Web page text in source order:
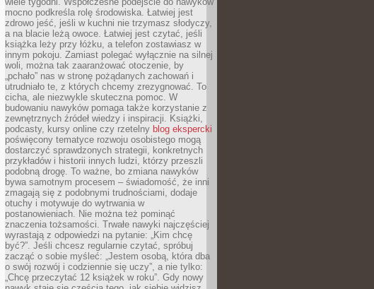
mocno podkreśla rolę środowiska. Łatwiej jest
zdrowo jeść, jeśli w kuchni nie trzymasz słodyczy,
a na blacie leżą owoce. Łatwiej jest czytać, jeśli
książka leży przy łóżku, a telefon zostawiasz w
innym pokoju. Zamiast polegać wyłącznie na silnej
woli, można tak zaaranżować otoczenie, by
„pchało” nas w stronę pożądanych zachowań i
utrudniało te, z których chcemy zrezygnować. To
cicha, ale niezwykle skuteczna pomoc. W
budowaniu nawyków pomaga także korzystanie z
zewnętrznych źródeł wiedzy i inspiracji. Książki,
podcasty, kursy online czy rzetelny blog ekspercki
poświęcony tematyce rozwoju osobistego mogą
dostarczyć sprawdzonych strategii, konkretnych
przykładów i historii innych ludzi, którzy przeszli
podobną drogę. To ważne, bo zmiana nawyków
bywa samotnym procesem – świadomość, że inni
zmagają się z podobnymi trudnościami, dodaje
otuchy i motywuje do wytrwania w
postanowieniach. Nie można też pominąć
znaczenia tożsamości. Trwałe nawyki najczęściej
wyrastają z odpowiedzi na pytanie: „Kim chcę
być?”. Jeśli chcesz regularnie czytać, spróbuj
zacząć o sobie myśleć: „Jestem osobą, która dba
o swój rozwój i codziennie się uczy”, a nie tylko:
„Chcę przeczytać 12 książek w roku”. Gdy nowy